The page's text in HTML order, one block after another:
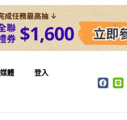
體 登入